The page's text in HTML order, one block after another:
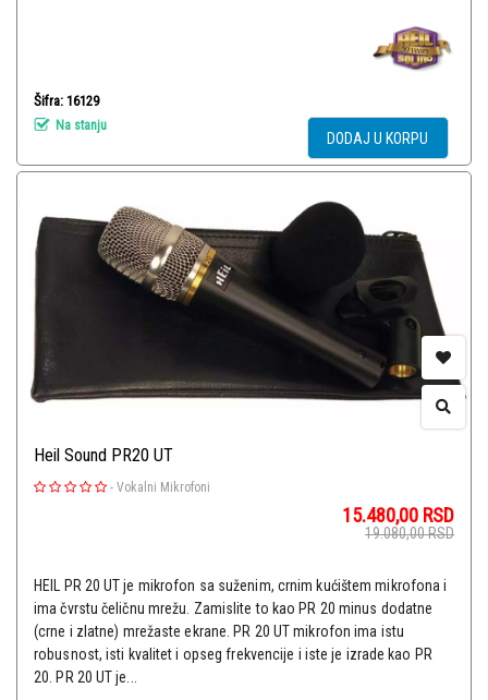
Šifra: 16129
Na stanju
DODAJ U KORPU
Heil Sound PR20 UT
- Vokalni Mikrofoni
15.480,00 RSD
19.080,00RSD
HEIL PR 20 UT je mikrofon sa suženim, crnim kućištem mikrofona i
ima čvrstu čeličnu mrežu. Zamislite to kao PR 20 minus dodatne
(crne i zlatne) mrežaste ekrane. PR 20 UT mikrofon ima istu
robusnost, isti kvalitet i opseg frekvencije i iste je izrade kao PR
20. PR 20 UT je...